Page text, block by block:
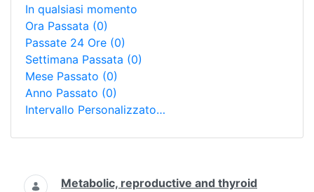
In qualsiasi momento
Ora Passata (0)
Passate 24 Ore (0)
Settimana Passata (0)
Mese Passato (0)
Anno Passato (0)
Intervallo Personalizzato…
Ricerca
Metabolic, reproductive and thyroid